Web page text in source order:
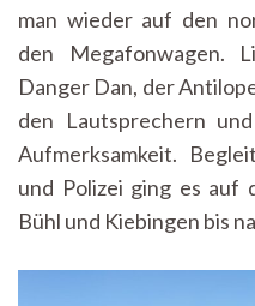
man wieder auf den
den Megafonwagen.
Danger Dan, der
den Lautsprechern
Aufmerksamkeit.
und Polizei ging es auf
Bühl und Kiebingen bis